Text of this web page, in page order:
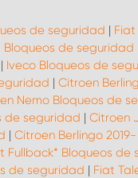
de seguridad |
Bloqueos de seguridad
| Iveco Bloqueos de
| Citroen
Nemo Bloqueos de
de seguridad | Citroen
| Citroen Berlingo
Fullback* Bloqueos de
de seguridad | Fiat